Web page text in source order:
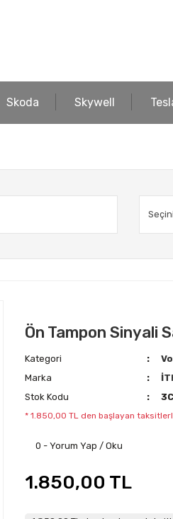
Skoda Skywell
Ön Tampon Sinyali
Kategori
Marka
Stok Kodu
* 1.850,00 TL den başlayan
0 - Yorum Yap / Oku
1.850,00 TL